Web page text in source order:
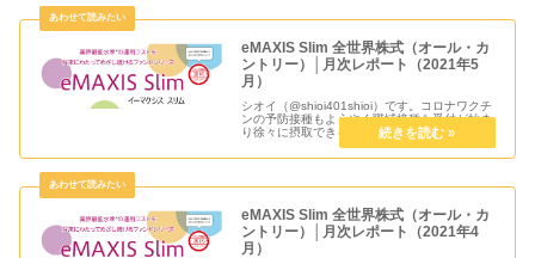
eMAXIS Slim 全世界株式（オール・カ
ントリー）│月次レポート（2021年5
月）
シオイ（@shioi401shioi）です。コロナワクチ
ンの予防接種もようやく職域接種も受付が始ま
り徐々に摂取できる人が増えてきそうですが、
6月20日までの緊急事態宣言は解除なのかそれ
ともまた延長するのか微妙な感じですね。日銀
eMAXIS Slim 全世界株式（オール・カ
ントリー）│月次レポート（2021年4
月）